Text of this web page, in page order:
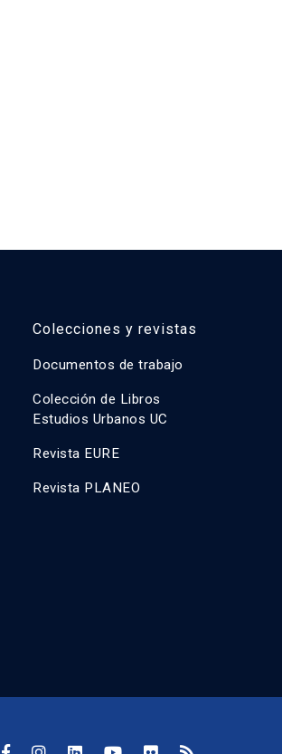
Colecciones y revistas
Documentos de trabajo
Colección de Libros
Estudios Urbanos UC
Revista EURE
Revista PLANEO